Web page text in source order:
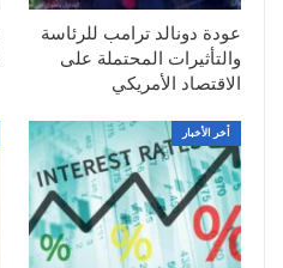
عودة دونالد ترامب للرئاسة
والتأثيرات المحتملة على
الاقتصاد الأمريكي
أخر الأخبار